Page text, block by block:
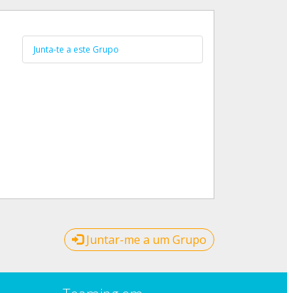
Junta-te a este Grupo
Juntar-me a um Grupo